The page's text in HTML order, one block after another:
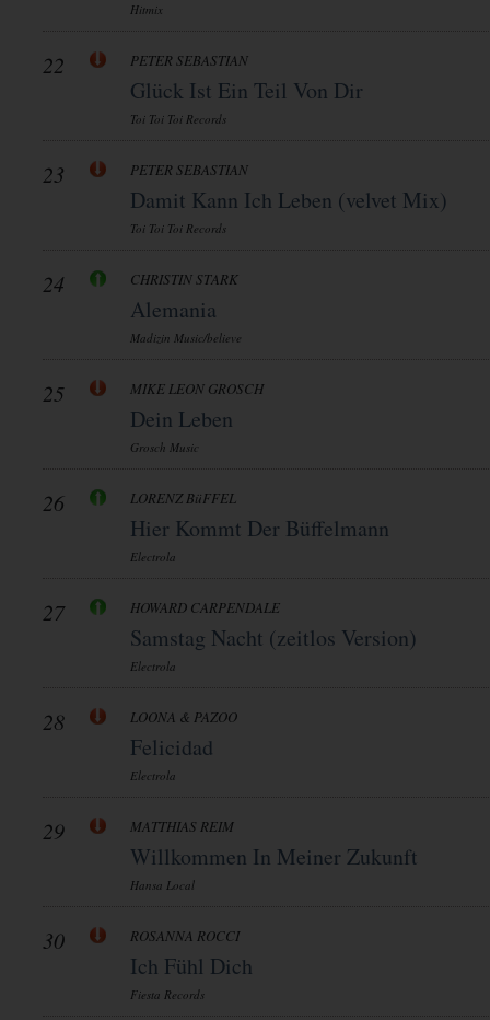
Hitmix
22 PETER SEBASTIAN
Glück Ist Ein Teil Von Dir
Toi Toi Toi Records
23 PETER SEBASTIAN
Damit Kann Ich Leben (velvet Mix)
Toi Toi Toi Records
24 CHRISTIN STARK
Alemania
Madizin Music/believe
25 MIKE LEON GROSCH
Dein Leben
Grosch Music
26 LORENZ BüFFEL
Hier Kommt Der Büffelmann
Electrola
27 HOWARD CARPENDALE
Samstag Nacht (zeitlos Version)
Electrola
28 LOONA & PAZOO
Felicidad
Electrola
29 MATTHIAS REIM
Willkommen In Meiner Zukunft
Hansa Local
30 ROSANNA ROCCI
Ich Fühl Dich
Fiesta Records